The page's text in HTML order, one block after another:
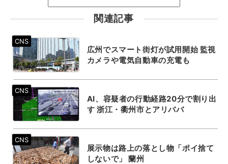
関連記事
広州でスマート街灯が試用開始 監視
カメラや電気自動車の充電も
AI、容疑者の行動経路20分で割り出
す 浙江・衢州市とアリババ
展示物は路上の落とし物「ポイ捨て
しないで」 蘭州